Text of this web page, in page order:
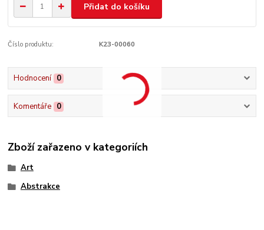
Přidat do košíku
Číslo produktu: K23-00060
Hodnocení 0
Komentáře 0
Zboží zařazeno v kategoriích
Art
Abstrakce